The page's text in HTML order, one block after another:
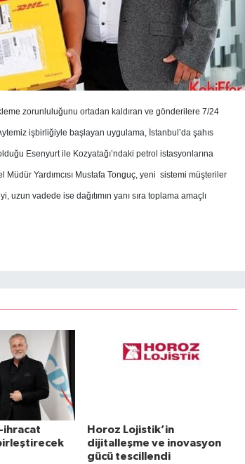
zorunluluğunu ortadan kaldıran ve gönderilere 7/24
işbirliğiyle başlayan uygulama, İstanbul’da şahıs
Esenyurt ile Kozyatağı’ndaki petrol istasyonlarına
Yardımcısı Mustafa Tonguç, yeni sistemi müşteriler
vadede ise dağıtımın yanı sıra toplama amaçlı
ihracat
Horoz Lojistik’in
dijitalleşme ve inovasyon
gücü tescillendi